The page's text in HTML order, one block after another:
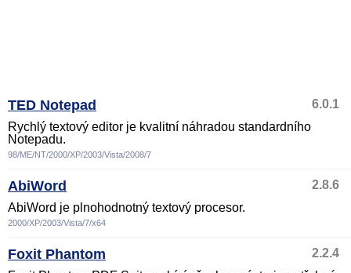
TED Notepad
6.0.1
Rychlý textový editor je kvalitní náhradou standardního
Notepadu.
98/ME/NT/2000/XP/2003/Vista/2008/7
AbiWord
2.8.6
AbiWord je plnohodnotný textový procesor.
2000/XP/2003/Vista/7/x64
Foxit Phantom
2.2.4